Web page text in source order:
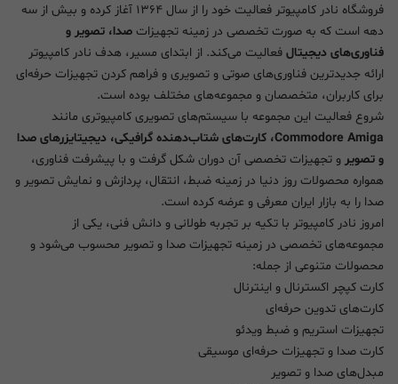
فروشگاه نادر کامپیوتر فعالیت خود را از سال ۱۳۶۴ آغاز کرده و بیش از سه
دهه است که به صورت تخصصی در زمینه تجهیزات صدا، تصویر و
فناوری‌های دیجیتال فعالیت می‌کند. از ابتدای مسیر، هدف نادر کامپیوتر
ارائه جدیدترین فناوری‌های صوتی و تصویری و فراهم کردن تجهیزات حرفه‌ای
برای کاربران، متخصصان و مجموعه‌های مختلف بوده است.
شروع فعالیت این مجموعه با سیستم‌های تصویری کامپیوتری مانند
Commodore Amiga، کارت‌های شتاب‌دهنده گرافیکی، دیجیتایزرهای صدا
و تصویر و تجهیزات تخصصی آن دوران شکل گرفت و با پیشرفت فناوری،
همواره محصولات روز دنیا در زمینه ضبط، انتقال، پردازش و نمایش تصویر و
صدا را به بازار ایران معرفی و عرضه کرده است.
امروز نادر کامپیوتر با تکیه بر تجربه طولانی و دانش فنی، یکی از
مجموعه‌های تخصصی در زمینه تجهیزات صدا و تصویر محسوب می‌شود و
محصولات متنوعی از جمله:
کارت کپچر اکسترنال و اینترنال
کارت‌های تدوین حرفه‌ای
تجهیزات استریم و ضبط ویدئو
کارت صدا و تجهیزات حرفه‌ای موسیقی
مبدل‌های صدا و تصویر